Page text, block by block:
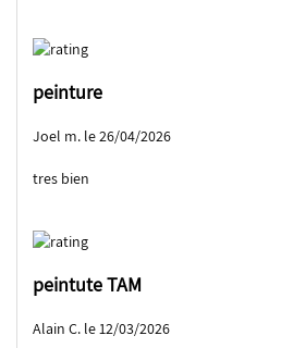
peinture
Joel m. le 26/04/2026
tres bien
peintute TAM
Alain C. le 12/03/2026